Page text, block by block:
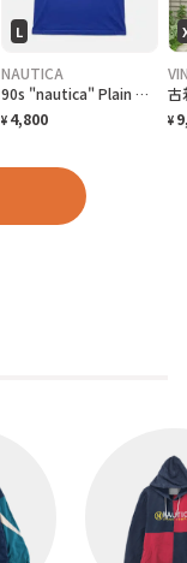
L
NAUTICA
90s "nautica" Plain T-Shirt ノーティカ 無地Tシャツ [L]
¥ 4,800 ¥